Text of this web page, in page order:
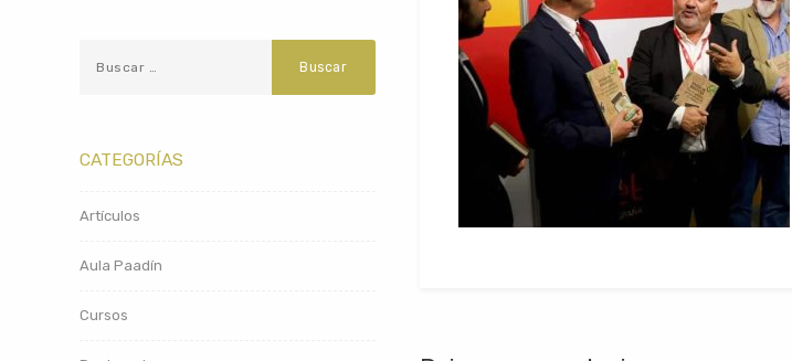
CATEGORÍAS
Artículos
Aula Paadín
Cursos